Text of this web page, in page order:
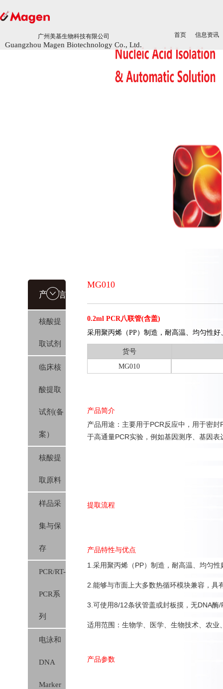
广州美基生物科技有限公司
Guangzhou Magen Biotechnology Co., Ltd.
首页 信息资讯
广州美基生物科技有限公司
Guangzhou Magen Biotechnology Co., Ltd.
首页 信息资讯
产品信
息
核酸提
取试剂
临床核
酸提取
试剂(备
案）
核酸提
取原料
样品采
集与保
存
PCR/RT-
PCR系
列
电泳和
DNA
Marker
MG010
0.2ml PCR八联管(含盖)
采用聚丙烯（PP）制造，耐高温、均匀性
货号
MG010
产品简介
产品用途：主要用于PCR反应中，用于密
于高通量PCR实验，例如基因测序、基因
提取流程
产品特性与优点
1.采用聚丙烯（PP）制造，耐高温、均匀
2.能够与市面上大多数热循环模块兼容，
3.可使用8/12条状管盖或封板摸，无DNA酶
适用范围：生物学、医学、生物技术、农业
产品参数